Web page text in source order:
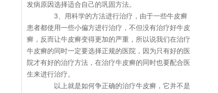
发病原因选择适合自己的巩固方法。
3、用科学的方法进行治疗，由于一些牛皮癣
患者都使用一些小偏方进行治疗，不但没有治疗好牛皮
癣，反而让牛皮癣变得更加的严重，所以说我们在治疗
牛皮癣的同时一定要选择正规的医院，因为只有好的医
院才有好的治疗方法，在治疗牛皮癣的同时也要配合医
生来进行治疗。
以上就是如何争正确的治疗牛皮癣，它并不是